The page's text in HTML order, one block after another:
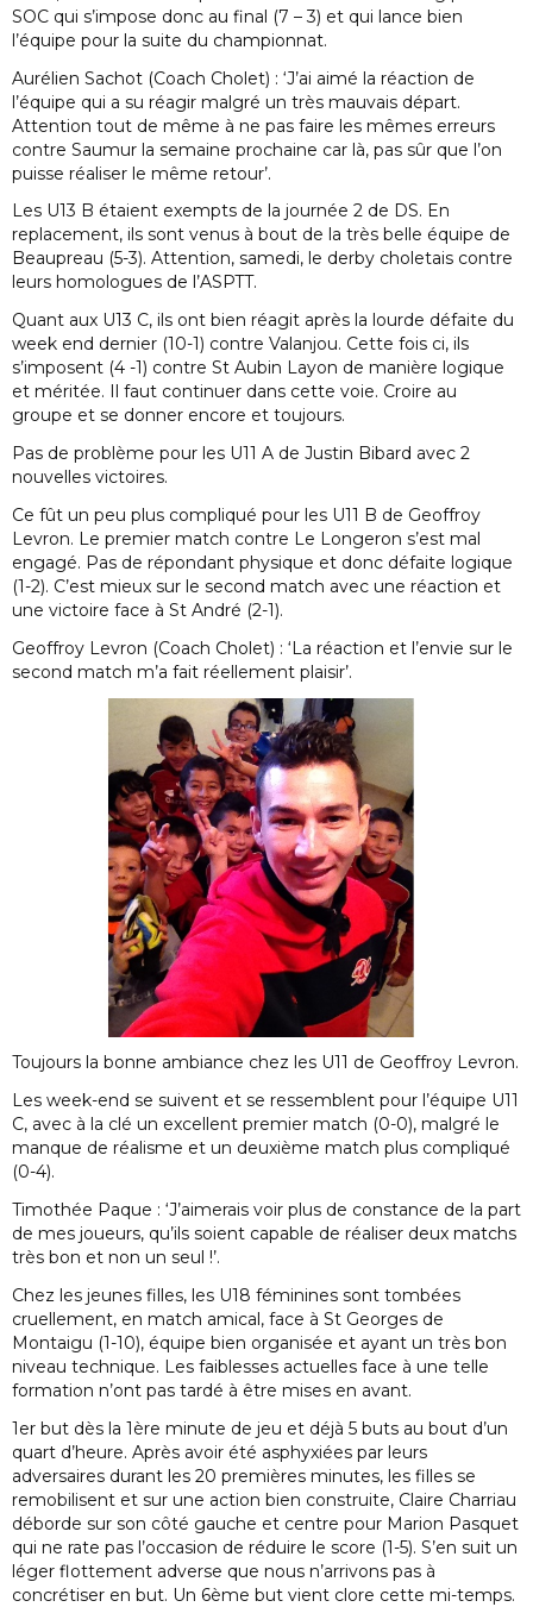
SOC qui s’impose donc au final (7 – 3) et qui lance bien
l’équipe pour la suite du championnat.
Aurélien Sachot (Coach Cholet) : ‘J’ai aimé la réaction de
l’équipe qui a su réagir malgré un très mauvais départ.
Attention tout de même à ne pas faire les mêmes erreurs
contre Saumur la semaine prochaine car là, pas sûr que l’on
puisse réaliser le même retour’.
Les U13 B étaient exempts de la journée 2 de DS. En
replacement, ils sont venus à bout de la très belle équipe de
Beaupreau (5-3). Attention, samedi, le derby choletais contre
leurs homologues de l’ASPTT.
Quant aux U13 C, ils ont bien réagit après la lourde défaite du
week end dernier (10-1) contre Valanjou. Cette fois ci, ils
s’imposent (4 -1) contre St Aubin Layon de manière logique
et méritée. Il faut continuer dans cette voie. Croire au
groupe et se donner encore et toujours.
Pas de problème pour les U11 A de Justin Bibard avec 2
nouvelles victoires.
Ce fût un peu plus compliqué pour les U11 B de Geoffroy
Levron. Le premier match contre Le Longeron s’est mal
engagé. Pas de répondant physique et donc défaite logique
(1-2). C’est mieux sur le second match avec une réaction et
une victoire face à St André (2-1).
Geoffroy Levron (Coach Cholet) : ‘La réaction et l’envie sur le
second match m’a fait réellement plaisir’.
Toujours la bonne ambiance chez les U11 de Geoffroy Levron.
Les week-end se suivent et se ressemblent pour l’équipe U11
C, avec à la clé un excellent premier match (0-0), malgré le
manque de réalisme et un deuxième match plus compliqué
(0-4).
Timothée Paque : ‘J’aimerais voir plus de constance de la part
de mes joueurs, qu’ils soient capable de réaliser deux matchs
très bon et non un seul !’.
Chez les jeunes filles, les U18 féminines sont tombées
cruellement, en match amical, face à St Georges de
Montaigu (1-10), équipe bien organisée et ayant un très bon
niveau technique. Les faiblesses actuelles face à une telle
formation n’ont pas tardé à être mises en avant.
1er but dès la 1ère minute de jeu et déjà 5 buts au bout d’un
quart d’heure. Après avoir été asphyxiées par leurs
adversaires durant les 20 premières minutes, les filles se
remobilisent et sur une action bien construite, Claire Charriau
déborde sur son côté gauche et centre pour Marion Pasquet
qui ne rate pas l’occasion de réduire le score (1-5). S’en suit un
léger flottement adverse que nous n’arrivons pas à
concrétiser en but. Un 6ème but vient clore cette mi-temps.